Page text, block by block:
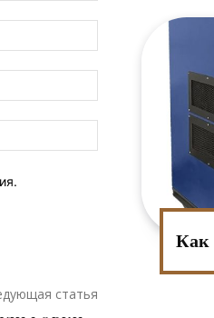
Электронная
почта:*
Сайт:
статья
Как